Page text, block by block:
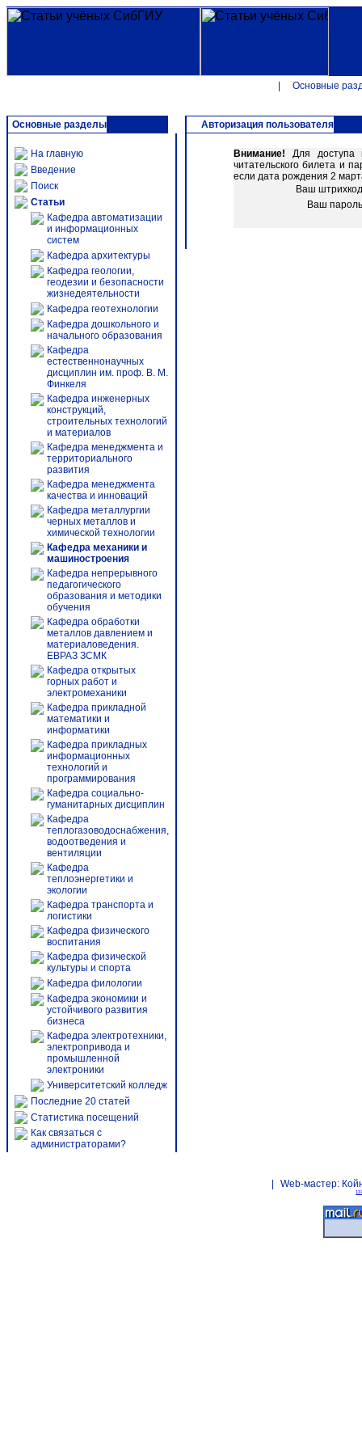
Основные
Основные разделы
На главную
Введение
Поиск
Статьи
Кафедра автоматизации
и информационных
систем
Кафедра архитектуры
Кафедра геологии,
геодезии и безопасности
жизнедеятельности
Кафедра геотехнологии
Кафедра дошкольного и
начального образования
Кафедра
естественнонаучных
дисциплин им. проф. В. М.
Финкеля
Кафедра инженерных
конструкций,
строительных технологий
и материалов
Кафедра менеджмента и
территориального
развития
Кафедра менеджмента
качества и инноваций
Кафедра металлургии
черных металлов и
химической технологии
Кафедра механики и
машиностроения
Кафедра непрерывного
педагогического
образования и методики
обучения
Кафедра обработки
металлов давлением и
материаловедения.
ЕВРАЗ ЗСМК
Кафедра открытых
горных работ и
электромеханики
Кафедра прикладной
математики и
информатики
Кафедра прикладных
информационных
технологий и
программирования
Кафедра социально-
гуманитарных дисциплин
Кафедра
теплогазоводоснабжения,
водоотведения и
вентиляции
Кафедра
теплоэнергетики и
экологии
Кафедра транспорта и
логистики
Кафедра физического
воспитания
Кафедра физической
культуры и спорта
Кафедра филологии
Кафедра экономики и
устойчивого развития
бизнеса
Кафедра электротехники,
электропривода и
промышленной
электроники
Университетский колледж
Последние 20 статей
Статистика посещений
Как связаться с
администраторами?
Авторизация пользователя
Внимание! Для доступа
читательского билета и
если дата рождения 2
Ваш
Ваш
Web-мастер: